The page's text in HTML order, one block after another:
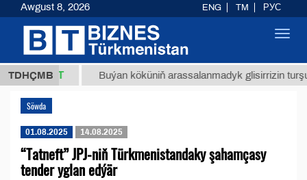
TDHÇMB
37,8 ТМТ Buýan köküniň arassalanmadyk glisirrizin
Söwda
01.08.2025 14.08.2025
“Tatneft” JPJ-niň Türkmenistandaky şahamçasy
tender yglan edýär
Awgust 8, 2026 ENG TM РУС